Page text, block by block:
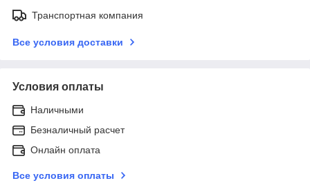
Транспортная компания
Все условия доставки
Условия оплаты
Наличными
Безналичный расчет
Онлайн оплата
Все условия оплаты